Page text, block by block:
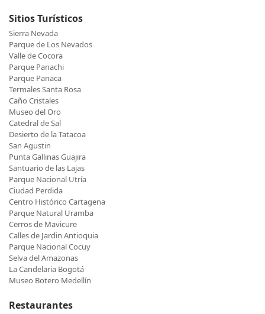
Sitios Turísticos
Sierra Nevada
Parque de Los Nevados
Valle de Cocora
Parque Panachi
Parque Panaca
Termales Santa Rosa
Caño Cristales
Museo del Oro
Catedral de Sal
Desierto de la Tatacoa
San Agustin
Punta Gallinas Guajira
Santuario de las Lajas
Parque Nacional Utría
Ciudad Perdida
Centro Histórico Cartagena
Parque Natural Uramba
Cerros de Mavicure
Calles de Jardin Antioquia
Parque Nacional Cocuy
Selva del Amazonas
La Candelaria Bogotá
Museo Botero Medellín
Restaurantes